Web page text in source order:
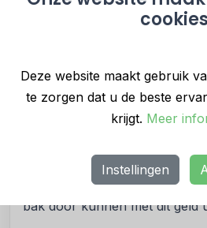
Deze website maakt gebruik
te zorgen dat u de beste
krijgt. Meer
Instellingen
Minister Bruins, Ministerie van
klimaat. We hebben eerder
Booster echt werkt.
kunnen het dagelijks leven
wetenschap en economie. Het
kanten. Ik vind het daarom
bak door kunnen met dit geld